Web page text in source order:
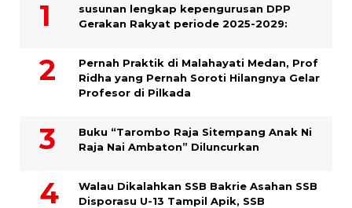
susunan lengkap kepengurusan DPP
Gerakan Rakyat periode 2025-2029:
Pernah Praktik di Malahayati Medan, Prof
Ridha yang Pernah Soroti Hilangnya Gelar
Profesor di Pilkada
Buku “Tarombo Raja Sitempang Anak Ni
Raja Nai Ambaton” Diluncurkan
Walau Dikalahkan SSB Bakrie Asahan SSB
Disporasu U-13 Tampil Apik, SSB